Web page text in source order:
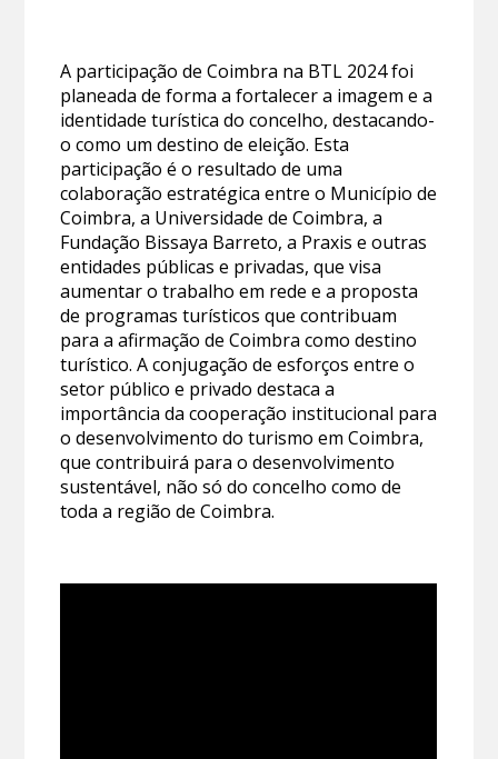
A participação de Coimbra na BTL 2024 foi
planeada de forma a fortalecer a imagem e a
identidade turística do concelho, destacando-
o como um destino de eleição. Esta
participação é o resultado de uma
colaboração estratégica entre o Município de
Coimbra, a Universidade de Coimbra, a
Fundação Bissaya Barreto, a Praxis e outras
entidades públicas e privadas, que visa
aumentar o trabalho em rede e a proposta
de programas turísticos que contribuam
para a afirmação de Coimbra como destino
turístico. A conjugação de esforços entre o
setor público e privado destaca a
importância da cooperação institucional para
o desenvolvimento do turismo em Coimbra,
que contribuirá para o desenvolvimento
sustentável, não só do concelho como de
toda a região de Coimbra.